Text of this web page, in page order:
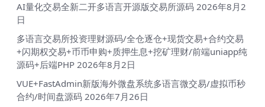
AI量化交易全新二开多语言开源版交易所源码 2026年8月2
日
多语言交易所投资理财源码/全仓逐仓+现货交易+合约交易
+闪期权交易+币币申购+质押生息+挖矿理财/前端uniapp纯
源码+后端PHP 2026年8月2日
VUE+FastAdmin新版海外微盘系统多语言微交易/虚拟币秒
合约/时间盘源码 2026年7月26日